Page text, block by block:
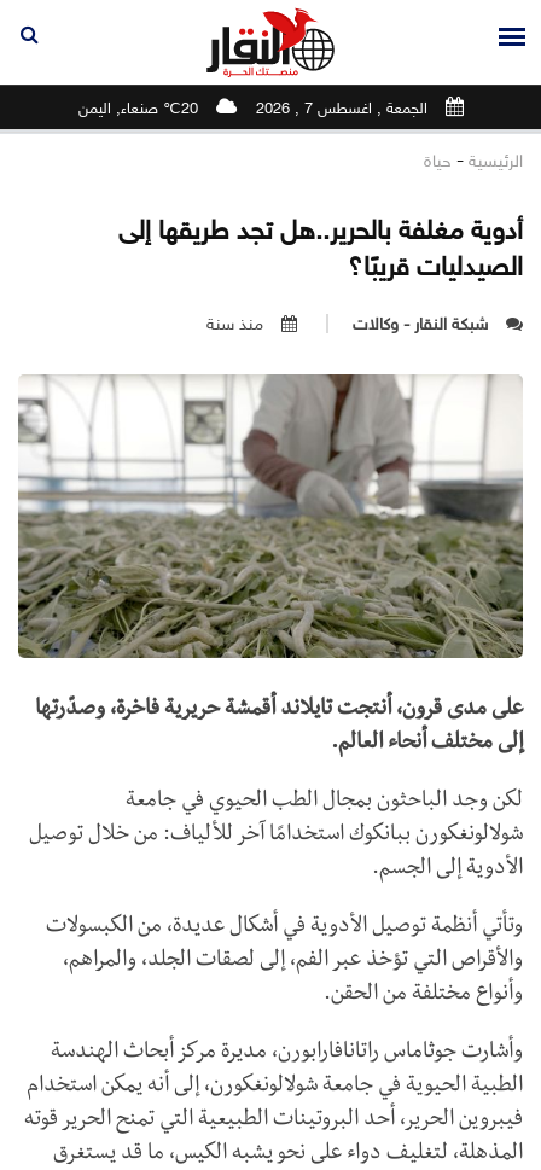
الجمعة , اغسطس 7 , 2026 20℃ صنعاء, اليمن
الرئيسية - حياة
أدوية مغلفة بالحرير..هل تجد طريقها إلى
الصيدليات قريبًا؟
شبكة النقار - وكالات منذ سنة
على مدى قرون، أنتجت تايلاند أقمشة حريرية فاخرة، وصدّرتها
إلى مختلف أنحاء العالم.
لكن وجد الباحثون بمجال الطب الحيوي في جامعة
شولالونغكورن ببانكوك استخدامًا آخر للألياف: من خلال توصيل
الأدوية إلى الجسم.
وتأتي أنظمة توصيل الأدوية في أشكال عديدة، من الكبسولات
والأقراص التي تؤخذ عبر الفم، إلى لصقات الجلد، والمراهم،
وأنواع مختلفة من الحقن.
وأشارت جوثاماس راتانافارابورن، مديرة مركز أبحاث الهندسة
الطبية الحيوية في جامعة شولالونغكورن، إلى أنه يمكن استخدام
فيبروين الحرير، أحد البروتينات الطبيعية التي تمنح الحرير قوته
المذهلة، لتغليف دواء على نحو يشبه الكيس، ما قد يستغرق